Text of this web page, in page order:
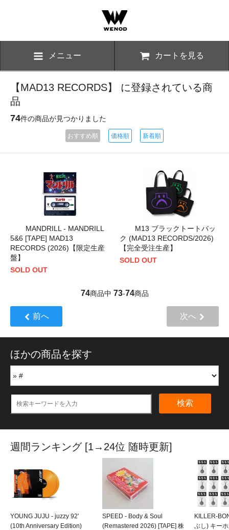
メニュー カートを見る
【MAD13 RECORDS】 に登録されている商
品
74件の商品が見つかりました
おすすめ順 価格順 新着順
MANDRILL - MANDRILL
5&6 [TAPE] MAD13
RECORDS (2026)【限定生産
盤】
SOLD OUT
M13 ブラックトートバッ
ク (MAD13 RECORDS/2026)
【完全受注生産】
SOLD OUT
74商品中 73-74商品
前へ 次へ
ほかの商品を探す
検索
週間ランキング [1→24位 随時更新]
YOUNG JUJU - juzzy 92'
(10th Anniversary Edition)
SPEED - Body & Soul
(Remastered 2026) [TAPE] 株
KILLER-
ぶし) キー